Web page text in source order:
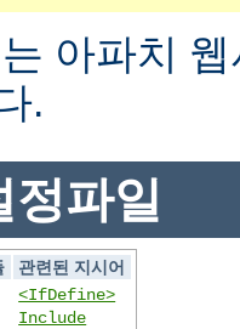
아파치
.
정파일
관련된 지시어
<IfDefine>
Include